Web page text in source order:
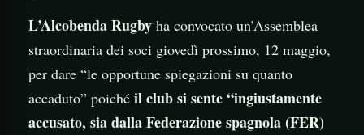
L’Alcobenda Rugby ha convocato un’Assemblea
straordinaria dei soci giovedì prossimo, 12 maggio,
per dare “le opportune spiegazioni su quanto
accaduto” poiché il club si sente “ingiustamente
accusato, sia dalla Federazione spagnola (FER)